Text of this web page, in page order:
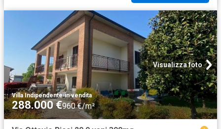
Visualizza foto
Villa Indipendente·in vendita
288.000 €960 €/m²